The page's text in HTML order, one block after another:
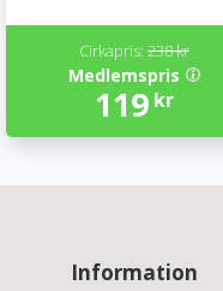
Medlemspris
119 kr
Cirkapris: 238 kr
Information